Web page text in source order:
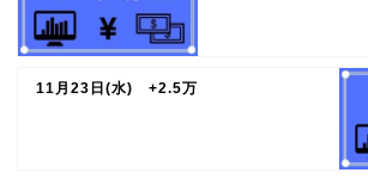
11月23日(水) +2.5万